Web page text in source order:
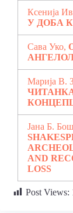
Ксенија
У ДОБА
Сава Уко,
Марија В.
Јана Б.
AND
LOSS
Post Views: